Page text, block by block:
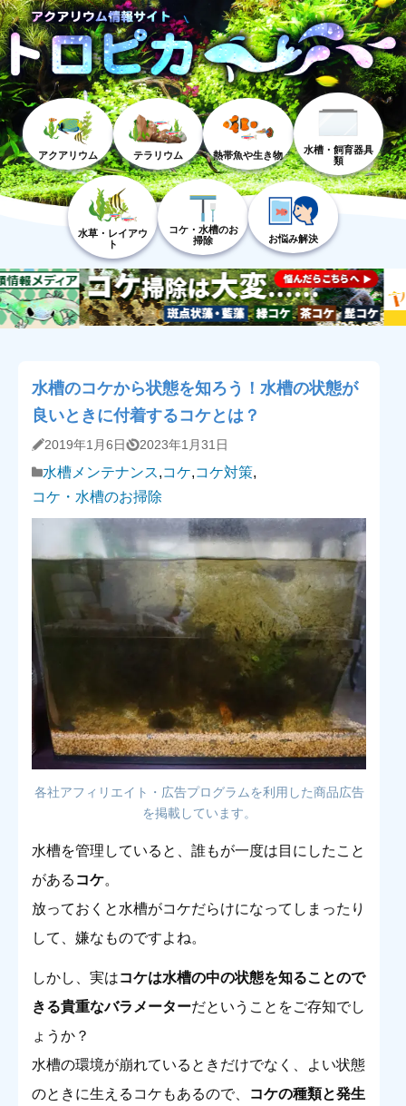
アクアリウム テラリウム 熱帯魚や生き物
水槽・飼育器具
類
水草・レイアウ
ト
コケ・水槽のお
掃除
お悩み解決
水槽のコケから状態を知ろう！水槽の状態が
良いときに付着するコケとは？
2019年1月6日 2023年1月31日
水槽メンテナンス,コケ,コケ対策,
コケ・水槽のお掃除
各社アフィリエイト・広告プログラムを利用した商品広告
を掲載しています。
水槽を管理していると、誰もが一度は目にしたこと
がある コケ。
放っておくと水槽がコケだらけになってしまったり
して、嫌なものですよね。
しかし、実はコケは水槽の中の状態を知ることので
きる貴重なバラメーターだということをご存知でし
ょうか？
水槽の環境が崩れているときだけでなく、よい状態
のときに生えるコケもあるので、
コケの種類と発生